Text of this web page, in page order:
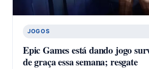
JOGOS
Epic Games está dando jogo
de graça essa semana; resgate